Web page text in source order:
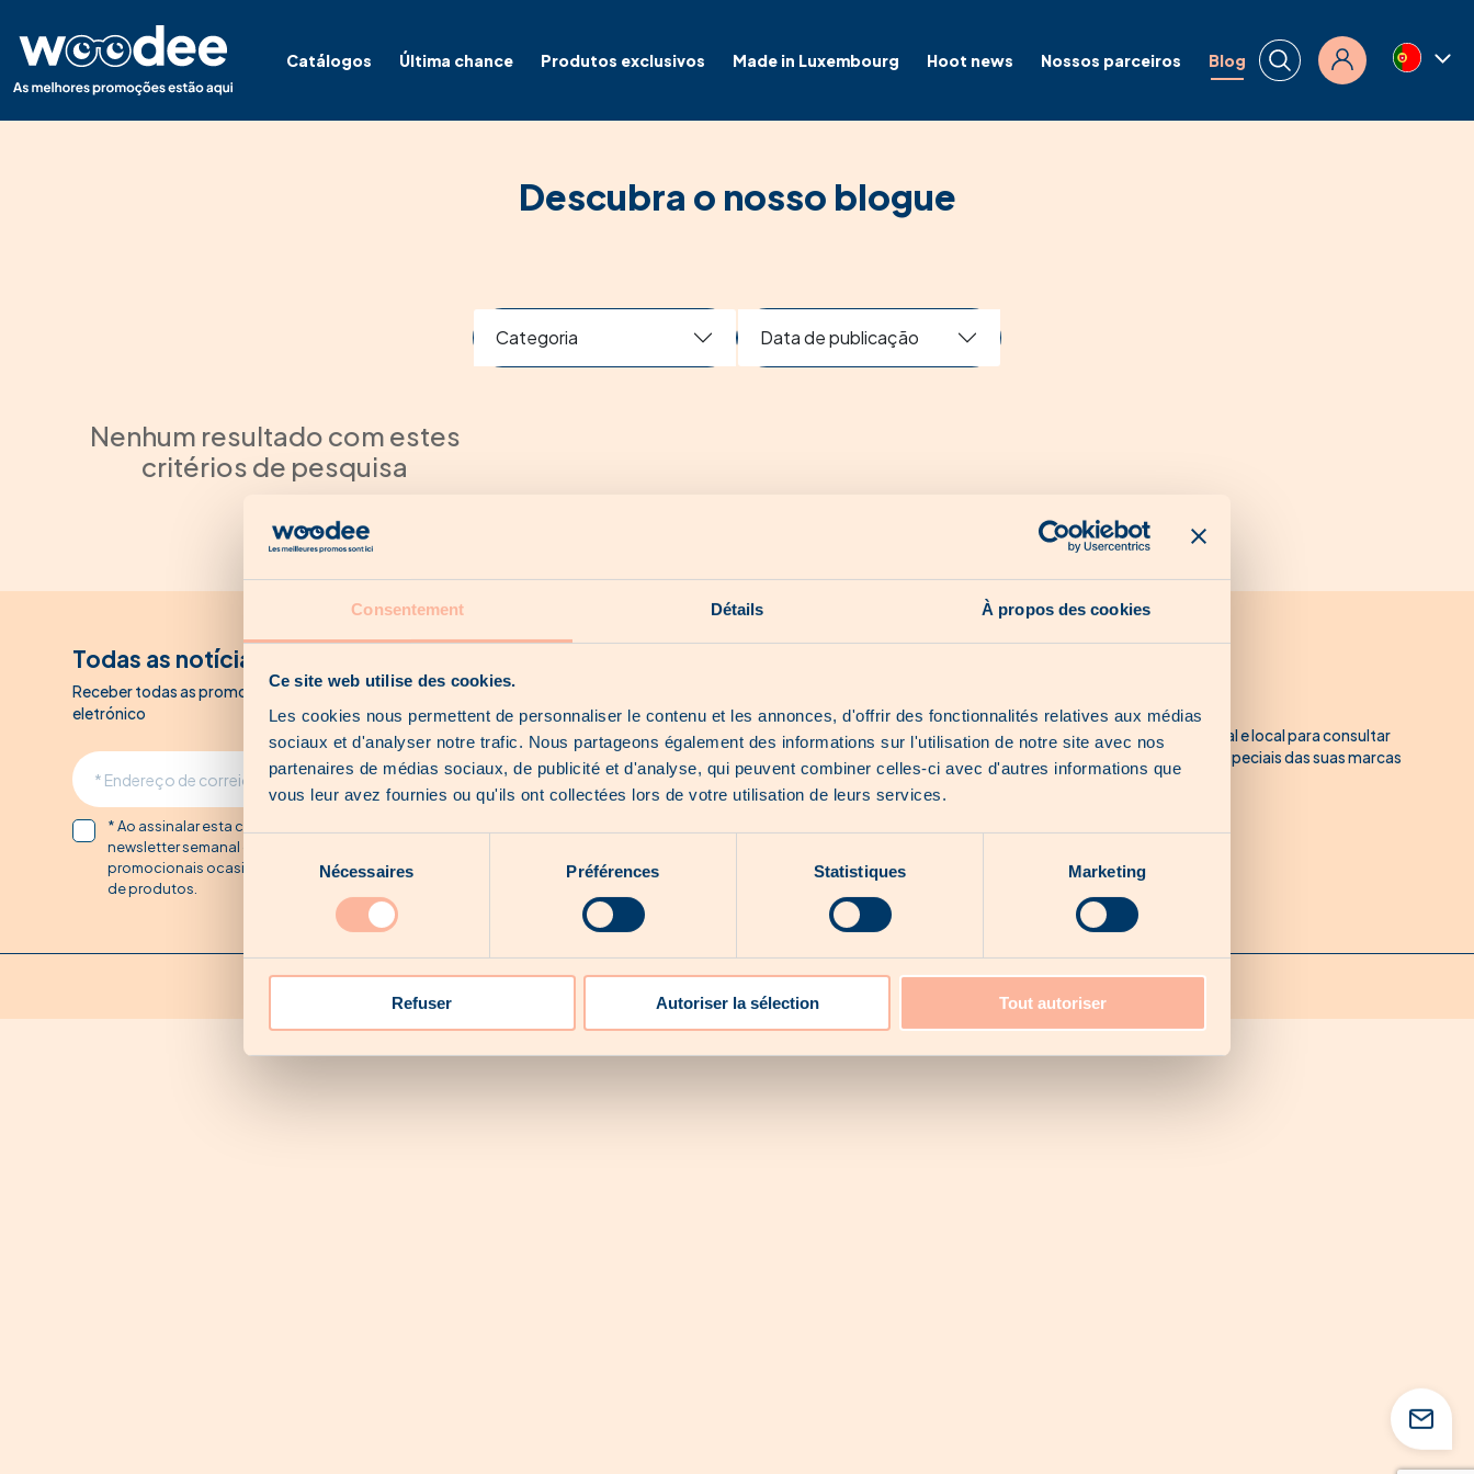
Consentement Détails À propos des cookies
Ce site web utilise des cookies.
Les cookies nous permettent de personnaliser le contenu et les annonces, d'offrir des fonctionnalités relatives aux médias
sociaux et d'analyser notre trafic. Nous partageons également des informations sur l'utilisation de notre site avec nos
partenaires de médias sociaux, de publicité et d'analyse, qui peuvent combiner celles-ci avec d'autres informations que
vous leur avez fournies ou qu'ils ont collectées lors de votre utilisation de leurs services.
du
consentement
Nécessaires Préférences Statistiques Marketing
Refuser Autoriser la sélection Tout autoriser
Catálogos Última chance Produtos exclusivos Made in Luxembourg Hoot news Nossos parceiros Blog Conexão
Descubra o nosso blogue
Categoria Data de publicação
Nenhum resultado com estes
critérios de pesquisa
Todas as notícias de Woodee
Receber todas as promoções Woodee por correio
eletrónico
* Ao assinalar esta caixa, concordo em receber a
newsletter semanal da Woodee, bem como e-mails
promocionais ocasionais aquando do lançamento
de produtos.
Todas as melhores promoções e ofertas do
Luxemburgo na ponta dos seus dedos. Consulte,
guarde e partilhe as ofertas que lhe chamam a atenção!
Woodee é a solução 100% digital e local para consultar
catálogos, folhetos e ofertas especiais das suas marcas
preferidas no Luxemburgo.